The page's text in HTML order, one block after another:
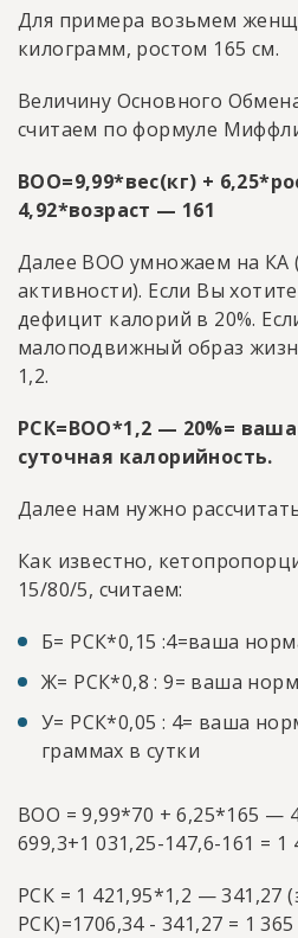
Для примера возьмем
килограмм, ростом 165 см.
Величину Основного
считаем по формуле
ВОО=9,99*вес(кг) +
4,92*возраст — 161
Далее ВОО умножаем на КА
активности). Если Вы
дефицит калорий в 20%.
малоподвижный образ
1,2.
РСК=ВОО*1,2 — 20%=
суточная калорийность.
Далее нам нужно
Как известно,
15/80/5, считаем:
Б= РСК*0,15 :4=ваша
Ж= РСК*0,8 : 9= ваша
У= РСК*0,05 : 4= ваша
граммах в сутки
ВОО = 9,99*70 + 6,25*165 —
699,3+1 031,25-147,6-161 = 1
РСК = 1 421,95*1,2 — 341,27
РСК)=1706,34 - 341,27 = 1 365